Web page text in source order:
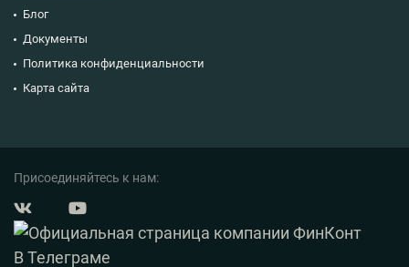
Блог
Документы
Политика конфиденциальности
Карта сайта
Присоединяйтесь к нам: